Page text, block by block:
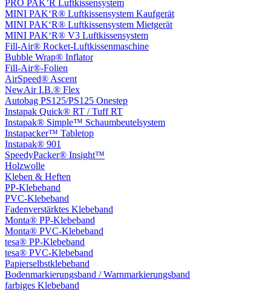
PRO PAK’R Luftkissensystem
MINI PAK‘R® Luftkissensystem Kaufgerät
MINI PAK‘R® Luftkissensystem Mietgerät
MINI PAK‘R® V3 Luftkissensystem
Fill-Air® Rocket-Luftkissenmaschine
Bubble Wrap® Inflator
Fill-Air®-Folien
AirSpeed® Ascent
NewAir I.B.® Flex
Autobag PS125/PS125 Onestep
Instapak Quick® RT / Tuff RT
Instapak® Simple™ Schaumbeutelsystem
Instapacker™ Tabletop
Instapak® 901
SpeedyPacker® Insight™
Holzwolle
Kleben & Heften
PP-Klebeband
PVC-Klebeband
Fadenverstärktes Klebeband
Monta® PP-Klebeband
Monta® PVC-Klebeband
tesa® PP-Klebeband
tesa® PVC-Klebeband
Papierselbstklebeband
Bodenmarkierungsband / Warnmarkierungsband
farbiges Klebeband